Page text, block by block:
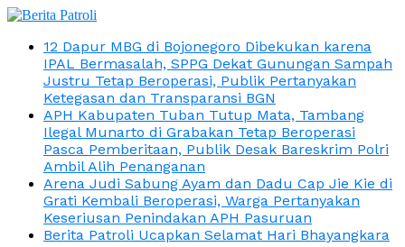
12 Dapur MBG di Bojonegoro Dibekukan karena
IPAL Bermasalah, SPPG Dekat Gunungan Sampah
Justru Tetap Beroperasi, Publik Pertanyakan
Ketegasan dan Transparansi BGN
APH Kabupaten Tuban Tutup Mata, Tambang
Ilegal Munarto di Grabakan Tetap Beroperasi
Pasca Pemberitaan, Publik Desak Bareskrim Polri
Ambil Alih Penanganan
Arena Judi Sabung Ayam dan Dadu Cap Jie Kie di
Grati Kembali Beroperasi, Warga Pertanyakan
Keseriusan Penindakan APH Pasuruan
Berita Patroli Ucapkan Selamat Hari Bhayangkara